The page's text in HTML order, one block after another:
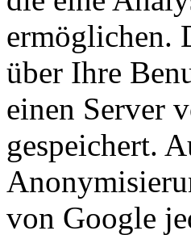
ermöglichen.
über Ihre
einen Server
gespeichert.
von Google